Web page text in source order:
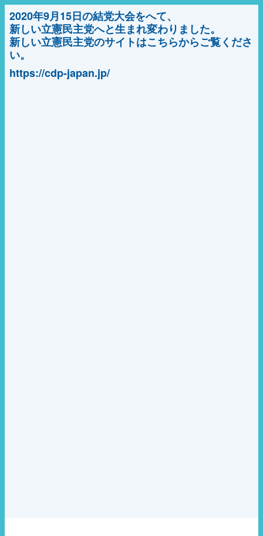
2020年9月15日の結党大会をへて、
新しい立憲民主党へと生まれ変わりました。
新しい立憲民主党のサイトはこちらからご覧くださ
い。
https://cdp-japan.jp/